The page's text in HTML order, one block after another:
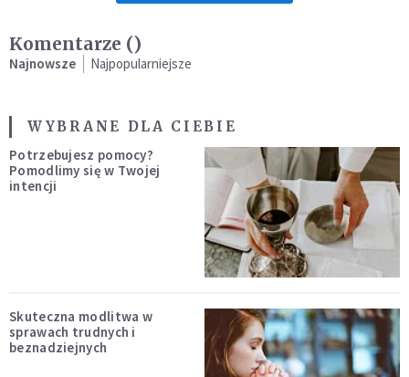
Komentarze ()
Najnowsze Najpopularniejsze
WYBRANE DLA CIEBIE
Potrzebujesz pomocy?
Pomodlimy się w Twojej
intencji
Skuteczna modlitwa w
sprawach trudnych i
beznadziejnych